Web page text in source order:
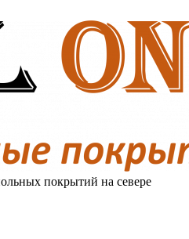
покрытий на севере